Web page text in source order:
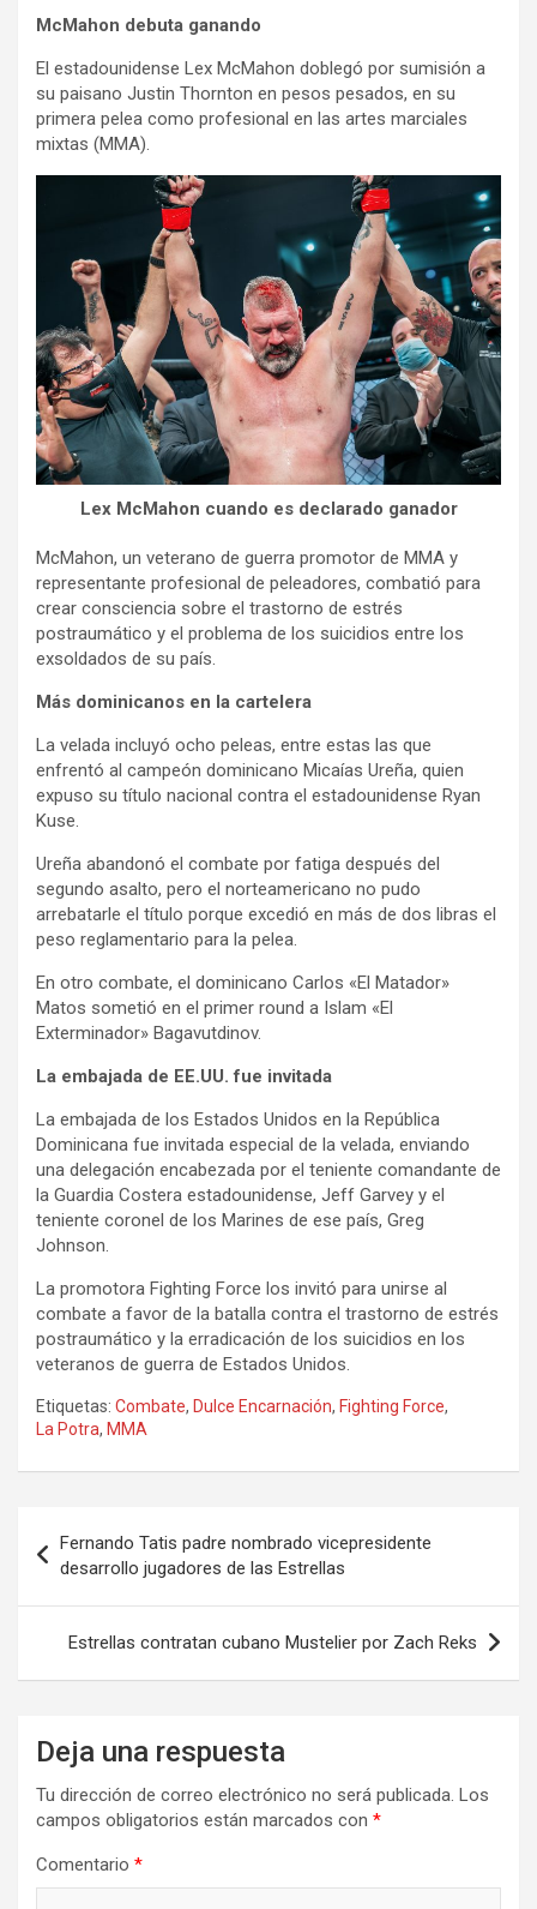
McMahon debuta ganando
El estadounidense Lex McMahon doblegó por sumisión a
su paisano Justin Thornton en pesos pesados, en su
primera pelea como profesional en las artes marciales
mixtas (MMA).
Lex McMahon cuando es declarado ganador
McMahon, un veterano de guerra promotor de MMA y
representante profesional de peleadores, combatió para
crear consciencia sobre el trastorno de estrés
postraumático y el problema de los suicidios entre los
exsoldados de su país.
Más dominicanos en la cartelera
La velada incluyó ocho peleas, entre estas las que
enfrentó al campeón dominicano Micaías Ureña, quien
expuso su título nacional contra el estadounidense Ryan
Kuse.
Ureña abandonó el combate por fatiga después del
segundo asalto, pero el norteamericano no pudo
arrebatarle el título porque excedió en más de dos libras el
peso reglamentario para la pelea.
En otro combate, el dominicano Carlos «El Matador»
Matos sometió en el primer round a Islam «El
Exterminador» Bagavutdinov.
La embajada de EE.UU. fue invitada
La embajada de los Estados Unidos en la República
Dominicana fue invitada especial de la velada, enviando
una delegación encabezada por el teniente comandante de
la Guardia Costera estadounidense, Jeff Garvey y el
teniente coronel de los Marines de ese país, Greg
Johnson.
La promotora Fighting Force los invitó para unirse al
combate a favor de la batalla contra el trastorno de estrés
postraumático y la erradicación de los suicidios en los
veteranos de guerra de Estados Unidos.
Etiquetas: Combate, Dulce Encarnación, Fighting Force,
La Potra, MMA
de
entradas
Fernando Tatis padre nombrado vicepresidente
desarrollo jugadores de las Estrellas
Estrellas contratan cubano Mustelier por Zach Reks
Deja una respuesta
Tu dirección de correo electrónico no será publicada. Los
campos obligatorios están marcados con *
Comentario *